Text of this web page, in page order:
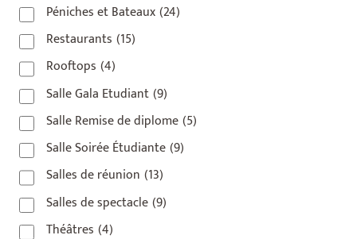
Péniches et Bateaux(24)
Restaurants (15)
Rooftops (4)
Salle Gala Etudiant(9)
Salle Remise de diplome(5)
Salle Soirée Étudiante(9)
Salles de réunion (13)
Salles de spectacle(9)
Théâtres (4)